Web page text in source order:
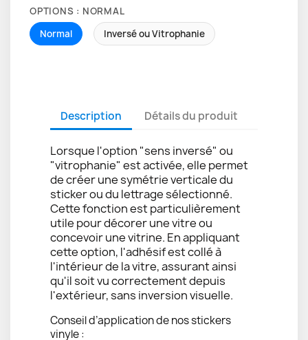
OPTIONS : NORMAL
Normal
Inversé ou Vitrophanie
Description Détails du produit
Lorsque l'option "sens inversé" ou
"vitrophanie" est activée, elle permet
de créer une symétrie verticale du
sticker ou du lettrage sélectionné.
Cette fonction est particulièrement
utile pour décorer une vitre ou
concevoir une vitrine. En appliquant
cette option, l'adhésif est collé à
l'intérieur de la vitre, assurant ainsi
qu'il soit vu correctement depuis
l'extérieur, sans inversion visuelle.
Conseil d’application de nos stickers
vinyle :